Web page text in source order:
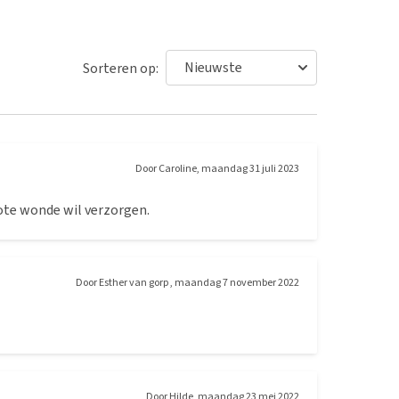
Sorteren op:
DoorCaroline, maandag 31 juli 2023
wonde wil verzorgen.
DoorEsther van gorp, maandag 7 november 2022